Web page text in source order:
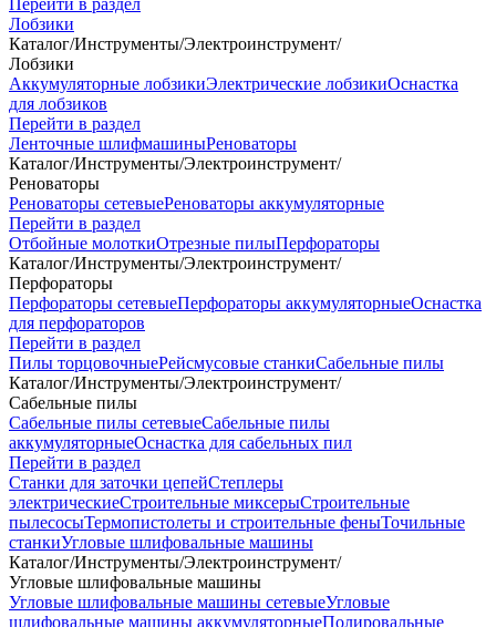
Перейти в раздел
Лобзики
Каталог/Инструменты/Электроинструмент/
Лобзики
Аккумуляторные лобзикиЭлектрические лобзикиОснастка
для лобзиков
Перейти в раздел
Ленточные шлифмашиныРеноваторы
Каталог/Инструменты/Электроинструмент/
Реноваторы
Реноваторы сетевыеРеноваторы аккумуляторные
Перейти в раздел
Отбойные молоткиОтрезные пилыПерфораторы
Каталог/Инструменты/Электроинструмент/
Перфораторы
Перфораторы сетевыеПерфораторы аккумуляторныеОснастка
для перфораторов
Перейти в раздел
Пилы торцовочныеРейсмусовые станкиСабельные пилы
Каталог/Инструменты/Электроинструмент/
Сабельные пилы
Сабельные пилы сетевыеСабельные пилы
аккумуляторныеОснастка для сабельных пил
Перейти в раздел
Станки для заточки цепейСтеплеры
электрическиеСтроительные миксерыСтроительные
пылесосыТермопистолеты и строительные феныТочильные
станкиУгловые шлифовальные машины
Каталог/Инструменты/Электроинструмент/
Угловые шлифовальные машины
Угловые шлифовальные машины сетевыеУгловые
шлифовальные машины аккумуляторныеПолировальные